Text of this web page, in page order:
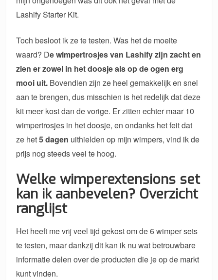
Lashify Starter Kit.
Toch besloot ik ze te testen. Was het de moeite
waard? De wimpertrosjes van Lashify zijn zacht en
zien er zowel in het doosje als op de ogen erg
mooi uit. Bovendien zijn ze heel gemakkelijk en snel
aan te brengen, dus misschien is het redelijk dat deze
kit meer kost dan de vorige. Er zitten echter maar 10
wimpertrosjes in het doosje, en ondanks het feit dat
ze het5 dagen uithielden op mijn wimpers, vind ik de
prijs nog steeds veel te hoog.
Welke wimperextensions set
kan ik aanbevelen? Overzicht
ranglijst
Het heeft me vrij veel tijd gekost om de 6 wimper sets
te testen, maar dankzij dit kan ik nu wat betrouwbare
informatie delen over de producten die je op de markt
kunt vinden.